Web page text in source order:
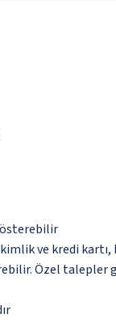
ve kredi
Özel talepler